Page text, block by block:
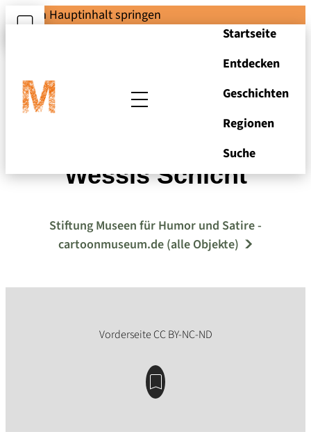
Zum Hauptinhalt springen
Startseite
Entdecken
Geschichten
Regionen
Suche
Reiner Schwalme -
Wessis Schicht
Stiftung Museen für Humor und Satire -
cartoonmuseum.de (alle Objekte)